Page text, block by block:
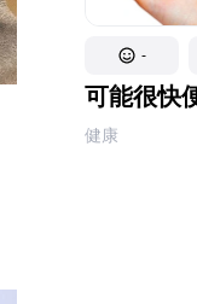
-
可能很快
健康